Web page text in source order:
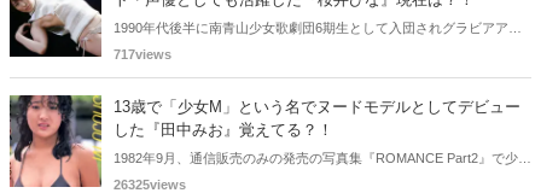
1990年代後半に南青山少女歌劇団6期生として入団されグラビアアイ
ドル、女優、タレント、声優としても活躍した桜井ひなさん。懐かし
717views
13歳で「少女M」という名でヌードモデルとしてデビュー
した『田中みお』覚えてる？！
1982年9月、通信販売のみの発売の写真集『ROMANCE Part2』で少女
Mという特異な芸名でヌードモデルとしてデビューした田中みおさん
26325views